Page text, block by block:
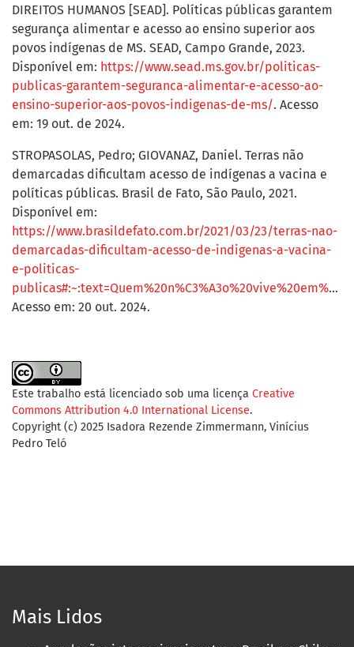
DIREITOS HUMANOS [SEAD]. Políticas públicas garantem
segurança alimentar e acesso ao ensino superior aos
povos indígenas de MS. SEAD, Campo Grande, 2023.
Disponível em: https://www.sead.ms.gov.br/politicas-
publicas-garantem-seguranca-alimentar-e-acesso-ao-
ensino-superior-aos-povos-indigenas-de-ms/. Acesso
em: 19 out. de 2024.
STROPASOLAS, Pedro; GIOVANAZ, Daniel. Terras não
demarcadas dificultam acesso de indígenas a vacina e
políticas públicas. Brasil de Fato, São Paulo, 2021.
Disponível em:
https://www.brasildefato.com.br/2021/03/23/terras-nao-
demarcadas-dificultam-acesso-de-indigenas-a-vacina-
e-politicas-
publicas#:~:text=Quem%20n%C3%A3o%20vive%20em%20terras,at%C3%A9%20quem%20seria%20vacinado%20primeiro
Acesso em: 20 out. 2024.
Este trabalho está licenciado sob uma licença Creative
Commons Attribution 4.0 International License.
Copyright (c) 2025 Isadora Rezende Zimmermann, Vinícius
Pedro Teló
Mais Lidos